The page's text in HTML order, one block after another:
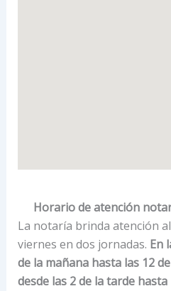
Horario de atención
La notaría brinda atención
viernes en dos jornadas. En
de la mañana hasta las 12
desde las 2 de la tarde